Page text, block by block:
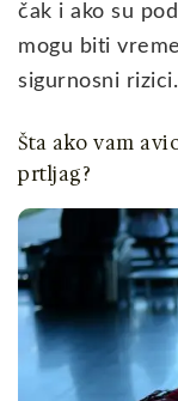
čak i ako su
mogu biti
sigurnosni
Šta ako vam
prtljag?